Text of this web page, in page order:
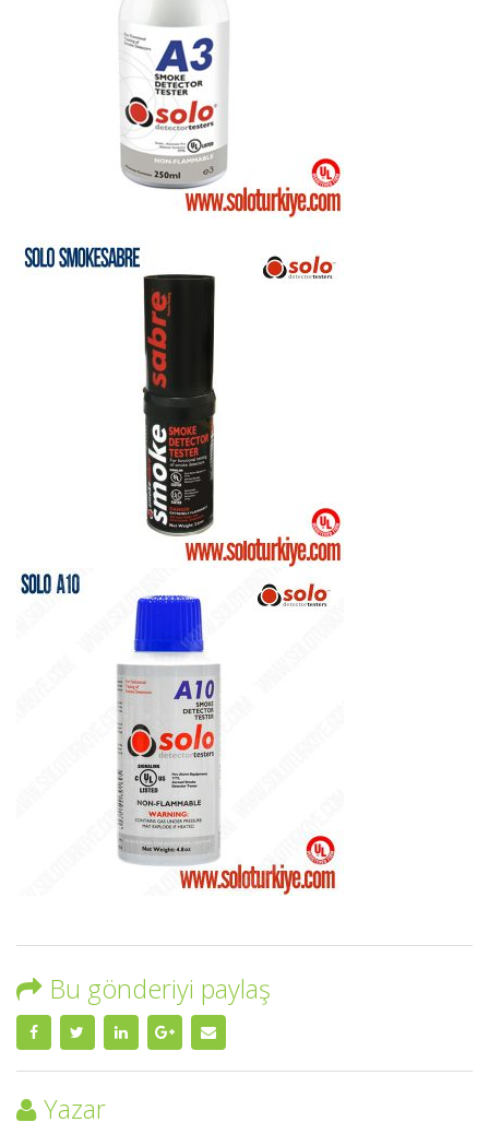
Bu gönderiyi paylaş
Yazar